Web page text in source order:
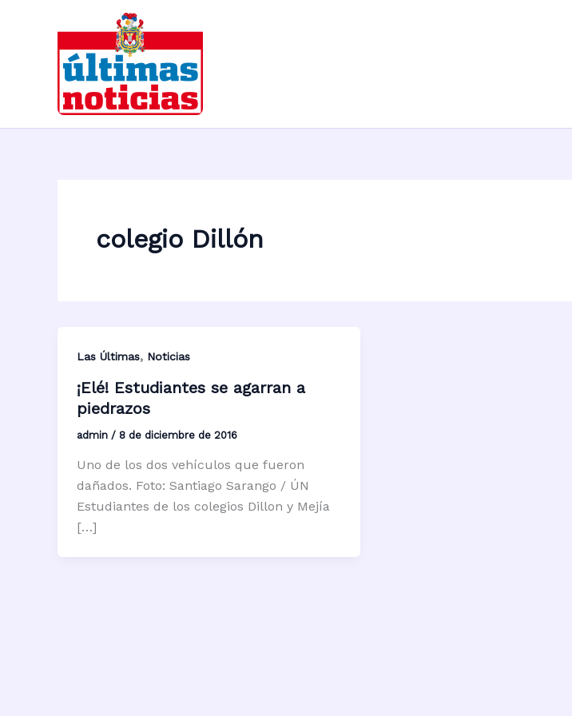
contenido
colegio Dillón
Las Últimas, Noticias
¡Elé! Estudiantes se agarran a
piedrazos
admin / 8 de diciembre de 2016
Uno de los dos vehículos que fueron
dañados. Foto: Santiago Sarango / ÚN
Estudiantes de los colegios Dillon y Mejía
[…]